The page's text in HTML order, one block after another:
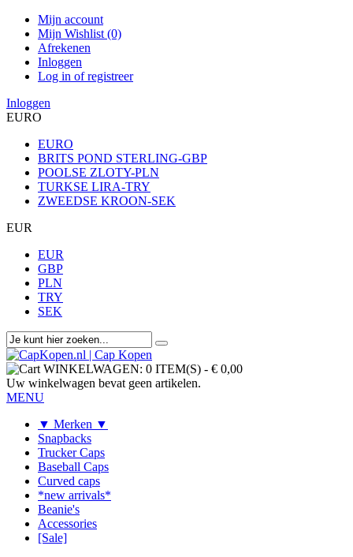
Mijn account
Mijn Wishlist (0)
Afrekenen
Inloggen
Log in of registreer
Inloggen
EURO
EURO
BRITS POND STERLING-GBP
POOLSE ZLOTY-PLN
TURKSE LIRA-TRY
ZWEEDSE KROON-SEK
EUR
EUR
GBP
PLN
TRY
SEK
WINKELWAGEN: 0 ITEM(S) - € 0,00
Uw winkelwagen bevat geen artikelen.
MENU
▼ Merken ▼
Snapbacks
Trucker Caps
Baseball Caps
Curved caps
*new arrivals*
Beanie's
Accessories
[Sale]